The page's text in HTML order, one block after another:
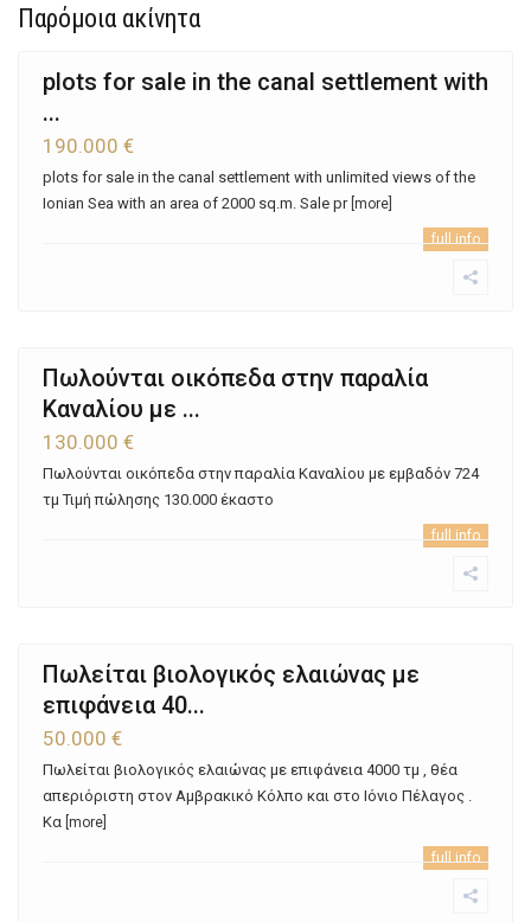
Παρόμοια ακίνητα
plots for sale in the canal settlement with
...
190.000 €
plots for sale in the canal settlement with unlimited views of the
Ionian Sea with an area of ​​2000 sq.m. Sale pr [more]
full info
Πωλούνται οικόπεδα στην παραλία
Καναλίου με ...
130.000 €
Πωλούνται οικόπεδα στην παραλία Καναλίου με εμβαδόν 724
τμ Τιμή πώλησης 130.000 έκαστο
full info
Πωλείται βιολογικός ελαιώνας με
επιφάνεια 40...
50.000 €
Πωλείται βιολογικός ελαιώνας με επιφάνεια 4000 τμ , θέα
απεριόριστη στον Αμβρακικό Κόλπο και στο Ιόνιο Πέλαγος .
Κα [more]
full info